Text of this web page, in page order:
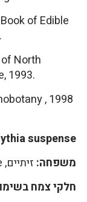
of Edible
North
1993.
, 1998
suspense
משפחה: זיתיים, Oleaceae
חלקי צמח